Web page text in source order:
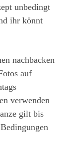
unbedingt
ihr könnt
nachbacken
auf
verwenden
gilt bis